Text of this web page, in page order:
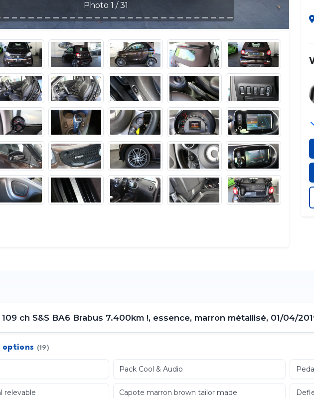
ch S&S BA6 Brabus 7.400km !, essence, marron métallisé, 01/04/
options (19)
Pack Cool & Audio
relevable Capote marron brown tailor made